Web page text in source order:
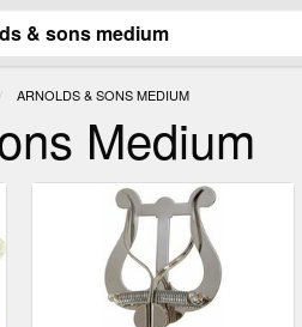
JELENLEGI:
ARNOLDS & SONS MEDIUM
Medium